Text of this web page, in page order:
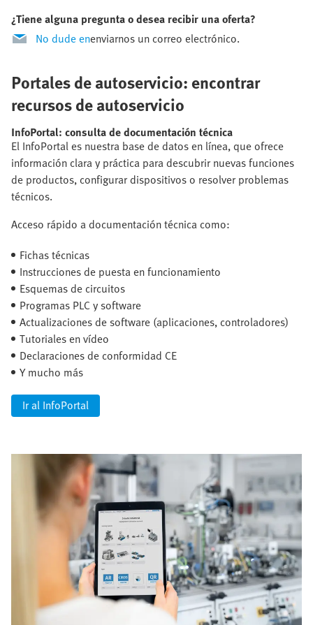
¿Tiene alguna pregunta o desea recibir una oferta?
No dude enenviarnos un correo electrónico.
Portales de autoservicio: encontrar
recursos de autoservicio
InfoPortal: consulta de documentación técnica
El InfoPortal es nuestra base de datos en línea, que ofrece
información clara y práctica para descubrir nuevas funciones
de productos, configurar dispositivos o resolver problemas
técnicos.
Acceso rápido a documentación técnica como:
Fichas técnicas
Instrucciones de puesta en funcionamiento
Esquemas de circuitos
Programas PLC y software
Actualizaciones de software (aplicaciones, controladores)
Tutoriales en vídeo
Declaraciones de conformidad CE
Y mucho más
Ir al InfoPortal